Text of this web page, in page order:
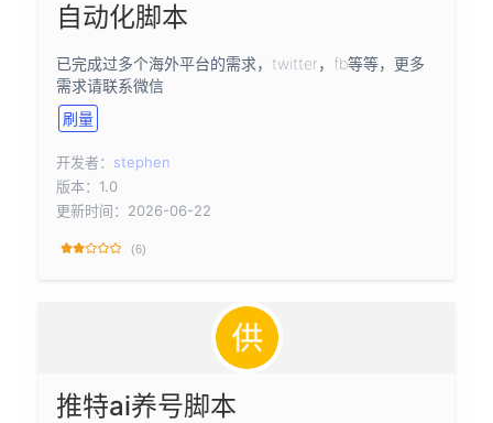
自动化脚本
已完成过多个海外平台的需求，twitter，fb等等，更多
需求请联系微信
刷量
开发者： stephen
版本：1.0
更新时间：2026-06-22
(6)
推特ai养号脚本